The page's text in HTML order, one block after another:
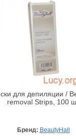
для депиляции /
removal Strips, 100
Бренд: BeautyHall